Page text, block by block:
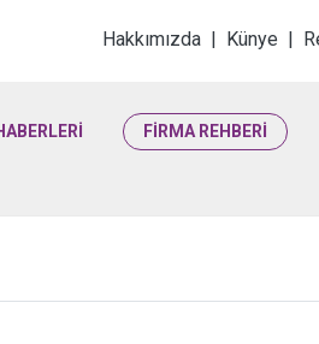
Hakkımızda | Künye |
FİRMA REHBERİ